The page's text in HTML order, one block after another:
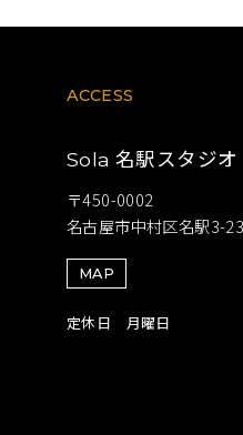
ACCESS
Sola 名駅スタジオ
〒450-0002
名古屋市中村区名駅3-
MAP
定休日 月曜日